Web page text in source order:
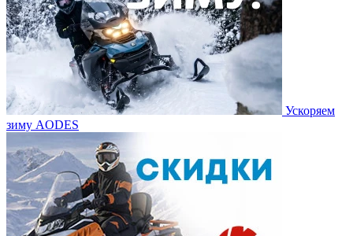
Ускоряем
зиму AODES